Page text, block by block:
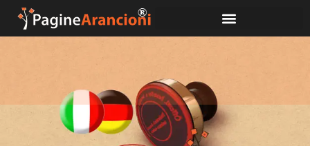
Sasso Maria Rita